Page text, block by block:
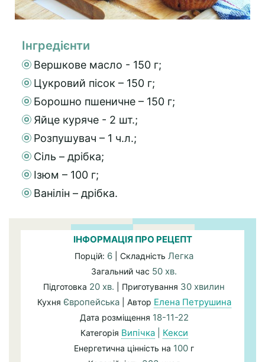
Інгредієнти
Вершкове масло - 150 г;
Цукровий пісок – 150 г;
Борошно пшеничне – 150 г;
Яйце куряче - 2 шт.;
Розпушувач – 1 ч.л.;
Сіль – дрібка;
Ізюм – 100 г;
Ванілін – дрібка.
ІНФОРМАЦІЯ ПРО РЕЦЕПТ
Порцій: 6 | Складність Легка
Загальний час 50 хв.
Підготовка 20 хв. | Приготування 30 хвилин
Кухня Європейська| Автор Елена Петрушина
Дата розміщення 18-11-22
Категорія Випічка| Кекси
Енергетична цінність на 100 г